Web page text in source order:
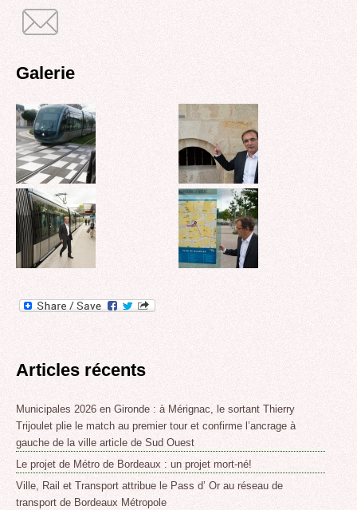
Galerie
Articles récents
Municipales 2026 en Gironde : à Mérignac, le sortant Thierry
Trijoulet plie le match au premier tour et confirme l’ancrage à
gauche de la ville article de Sud Ouest
Le projet de Métro de Bordeaux : un projet mort-né!
Ville, Rail et Transport attribue le Pass d’ Or au réseau de
transport de Bordeaux Métropole